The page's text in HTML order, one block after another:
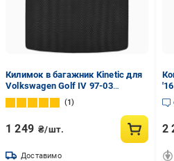
Килимок в багажник Kinetic для
Volkswagen Golf IV 97-03
універсал EVA-полімерний
Чорний (273695)
1
1 249 ₴/шт.
Доставимо
2